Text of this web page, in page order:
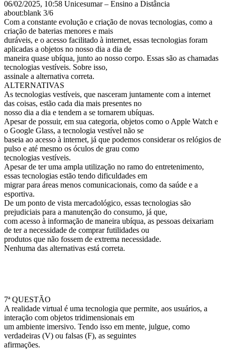
06/02/2025, 10:58 Unicesumar – Ensino a Distância
about:blank 3/6
Com a constante evolução e criação de novas tecnologias, como a
criação de baterias menores e mais
duráveis, e o acesso facilitado à internet, essas tecnologias foram
aplicadas a objetos no nosso dia a dia de
maneira quase ubíqua, junto ao nosso corpo. Essas são as chamadas
tecnologias vestíveis. Sobre isso,
assinale a alternativa correta.
ALTERNATIVAS
As tecnologias vestíveis, que nasceram juntamente com a internet
das coisas, estão cada dia mais presentes no
nosso dia a dia e tendem a se tornarem ubíquas.
Apesar de possuir, em sua categoria, objetos como o Apple Watch e
o Google Glass, a tecnologia vestível não se
baseia ao acesso à internet, já que podemos considerar os relógios de
pulso e até mesmo os óculos de grau como
tecnologias vestíveis.
Apesar de ter uma ampla utilização no ramo do entretenimento,
essas tecnologias estão tendo dificuldades em
migrar para áreas menos comunicacionais, como da saúde e a
esportiva.
De um ponto de vista mercadológico, essas tecnologias são
prejudiciais para a manutenção do consumo, já que,
com acesso à informação de maneira ubíqua, as pessoas deixariam
de ter a necessidade de comprar futilidades ou
produtos que não fossem de extrema necessidade.
Nenhuma das alternativas está correta.
7ª QUESTÃO
A realidade virtual é uma tecnologia que permite, aos usuários, a
interação com objetos tridimensionais em
um ambiente imersivo. Tendo isso em mente, julgue, como
verdadeiras (V) ou falsas (F), as seguintes
afirmações.